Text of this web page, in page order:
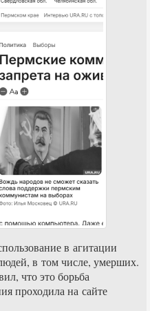
в агитации
в том числе, умерших.
что это борьба
проходила на сайте